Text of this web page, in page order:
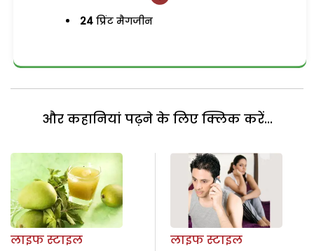
24 प्रिंट मैगजीन
और कहानियां पढ़ने के लिए क्लिक करें...
लाइफ स्टाइल
लाइफ स्टाइल